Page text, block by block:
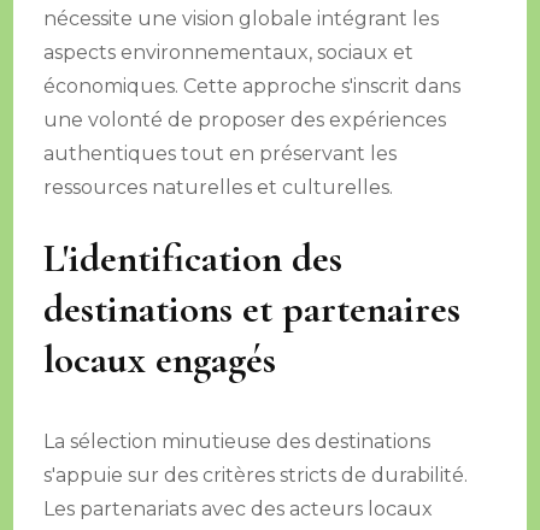
nécessite une vision globale intégrant les
aspects environnementaux, sociaux et
économiques. Cette approche s'inscrit dans
une volonté de proposer des expériences
authentiques tout en préservant les
ressources naturelles et culturelles.
L'identification des
destinations et partenaires
locaux engagés
La sélection minutieuse des destinations
s'appuie sur des critères stricts de durabilité.
Les partenariats avec des acteurs locaux